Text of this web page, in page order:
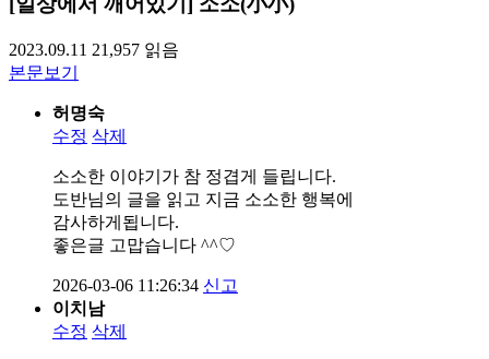
2023.09.11 21,957 읽음
본문보기
허명숙
수정 삭제
소소한 이야기가 참 정겹게 들립니다.
도반님의 글을 읽고 지금 소소한 행복에
감사하게됩니다.
좋은글 고맙습니다 ^^♡
2026-03-06 11:26:34 신고
이치남
수정 삭제